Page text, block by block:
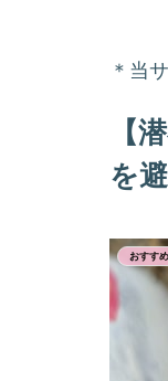
＊当
【
を
おすすめ